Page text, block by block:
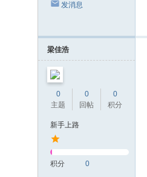
发消息
梁佳浩
0
主题
0
回帖
0
积分
新手上路
积分 0